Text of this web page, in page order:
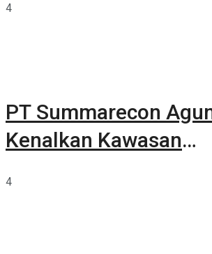
4
PT Summarecon
Kenalkan Kawasan
4